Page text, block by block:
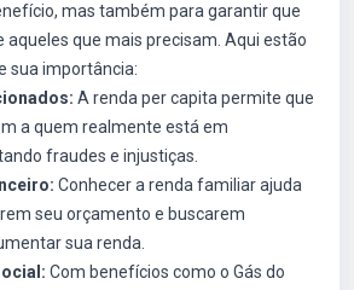
mas também para garantir que
aqueles que mais precisam. Aqui estão
sua importância:
A renda per capita permite que
a quem realmente está em
fraudes e injustiças.
Conhecer a renda familiar ajuda
seu orçamento e buscarem
sua renda.
Com benefícios como o Gás do